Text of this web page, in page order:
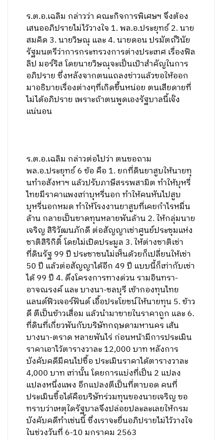
ร.ต.อ.เฉลิม กล่าวว่า คณะกิจการพิเศษฯ จึงต้อง
เสนออภิปรายไม่ไว้วางใจ 1. พล.อ.ประยุทธ์ 2. นาย
สมคิด 3. นายวิษณุ และ 4. นายดอน ปรมัตถ์วินัย
รัฐมนตรีว่าการกระทรวงการต่างประเทศ เรื่องฟิล
ลิป มอร์ริส โดยนายวิษณุจะเป็นเป้าสำคัญในการ
อภิปราย ซึ่งหลังจากตนแถลงข่าวแล้วขอให้ออก
มาอธิบายเรื่องต่างๆที่เกิดขึ้นหน่อย ตนเสียดายที่
ไม่ได้อภิปราย เพราะถ้าตนพูดเองรัฐบาลนี้เจ๊ง
แน่นอน
ร.ต.อ.เฉลิม กล่าวต่อไปว่า ตนขอถาม
พล.อ.ประยุทธ์ 6 ข้อ คือ 1. ยกที่ดินยาสูบให้นายทุ
นทำอสังหาฯ แล้วปรับภาษีสรรพสามิต ทำให้บุหรี่
ไทยมีราคาแพงเท่าบุหรี่นอก ทำให้คนหันไปสูบ
บุหรี่นอกหมด ทำให้โรงงานยาสูบที่เคยกำไรหมื่น
ล้าน กลายเป็นขาดทุนหลายพันล้าน 2. ให้กลุ่มนาย
เจริญ สิริวัฒนภักดี ต่อสัญญาเช่าศูนย์ประชุมแห่ง
ชาติสิริกิติ์ โดยไม่เปิดประมูล 3. ให้ต่างชาติเช่า
ที่ดินรัฐ 99 ปี ประชาชนไม่เห็นด้วยก็เปลี่ยนให้เช่า
50 ปี แล้วต่อสัญญาได้อีก 49 ปี แบบนี้ก็เท่ากับเช่า
ได้ 99 ปี 4. ดึงโครงการทางด่วน รามอินทรา-
อาจณรงค์ และ บางนา-ชลบุรี เข้ากองทุนไทย
แลนด์ฟิวเจอร์ฟันด์ เอื้อประโยชน์ให้นายทุน 5. ข้าว
ดี ตีเป็นข้าวเสื่อม แล้วนำมาขายในราคาถูก และ 6.
ที่ดินที่เกี่ยวพันกับบริษัทกฤษดามหานคร เส้น
บางนา-ตราด หลายพันไร่ ก่อนหน้ามีการประเมิน
ราคาเอาไว้ตารางวาละ 12,000 บาท หลังการ
บังคับคดีมีคนไปซื้อ ประเมินราคาได้ตารางวาละ
4,000 บาท เท่านั้น โดยการแบ่งที่เป็น 2 แปลง
แปลงหนึ่งแพง อีกแปลงตีเป็นที่ตาบอด คนที่
ประเมินซื้อได้คือบริษัทร่วมทุนของนายเจริญ ขอ
ทราบว่าเหตุใดรัฐบาลจึงปล่อยปละละเลยให้กรม
บังคับคดีทำเช่นนี้ ซึ่งเราจะยื่นอภิปรายไม่ไว้วางใจ
ในช่วงวันที่ 6-10 มกราคม 2563